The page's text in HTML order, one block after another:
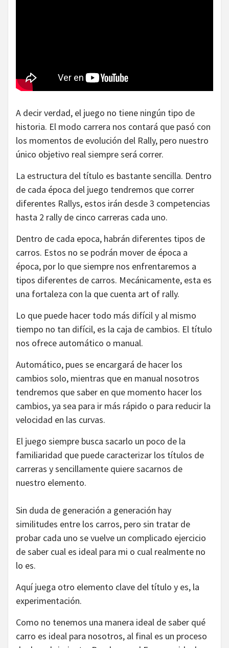
A decir verdad, el juego no tiene ningún tipo de
historia. El modo carrera nos contará que pasó con
los momentos de evolución del Rally, pero nuestro
único objetivo real siempre será correr.
La estructura del título es bastante sencilla. Dentro
de cada época del juego tendremos que correr
diferentes Rallys, estos irán desde 3 competencias
hasta 2 rally de cinco carreras cada uno.
Dentro de cada epoca, habrán diferentes tipos de
carros. Estos no se podrán mover de época a
época, por lo que siempre nos enfrentaremos a
tipos diferentes de carros. Mecánicamente, esta es
una fortaleza con la que cuenta art of rally.
Lo que puede hacer todo más difícil y al mismo
tiempo no tan difícil, es la caja de cambios. El título
nos ofrece automático o manual.
Automático, pues se encargará de hacer los
cambios solo, mientras que en manual nosotros
tendremos que saber en que momento hacer los
cambios, ya sea para ir más rápido o para reducir la
velocidad en las curvas.
El juego siempre busca sacarlo un poco de la
familiaridad que puede caracterizar los títulos de
carreras y sencillamente quiere sacarnos de
nuestro elemento.
Sin duda de generación a generación hay
similitudes entre los carros, pero sin tratar de
probar cada uno se vuelve un complicado ejercicio
de saber cual es ideal para mi o cual realmente no
lo es.
Aquí juega otro elemento clave del título y es, la
experimentación.
Como no tenemos una manera ideal de saber qué
carro es ideal para nosotros, al final es un proceso